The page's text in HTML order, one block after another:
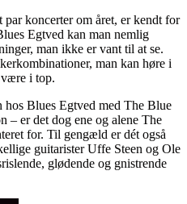
koncerter om året, er kendt for
Egtved kan man nemlig
man ikke er vant til at se.
man kan høre i
i top.
Blues Egtved med The Blue
– er det dog ene og alene The
for. Til gengæld er dét også
guitarister Uffe Steen og Ole
glødende og gnistrende